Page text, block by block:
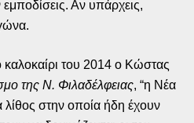
εμποδίσεις. Αν υπάρχεις,
του 2014 ο Κώστας
της Ν. Φιλαδέλφειας, “η Νέα
λίθος στην οποία ήδη έχουν